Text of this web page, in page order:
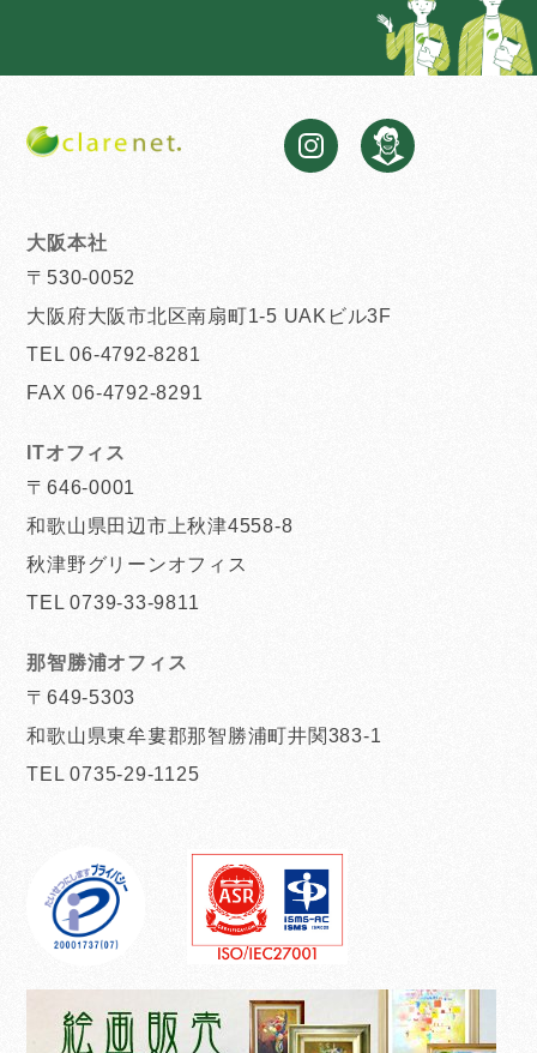
大阪本社
〒530-0052
大阪府大阪市北区南扇町1-5 UAKビル3F
TEL 06-4792-8281
FAX 06-4792-8291
ITオフィス
〒646-0001
和歌山県田辺市上秋津4558-8
秋津野グリーンオフィス
TEL 0739-33-9811
那智勝浦オフィス
〒649-5303
和歌山県東牟婁郡那智勝浦町井関383-1
TEL 0735-29-1125